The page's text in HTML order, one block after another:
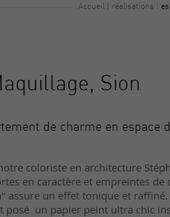
Accueil réalisations
Sion
de charme en espace
coloriste en architecture
en caractère et empreintes
assure un effet tonique et
posé un papier peint ultra chic